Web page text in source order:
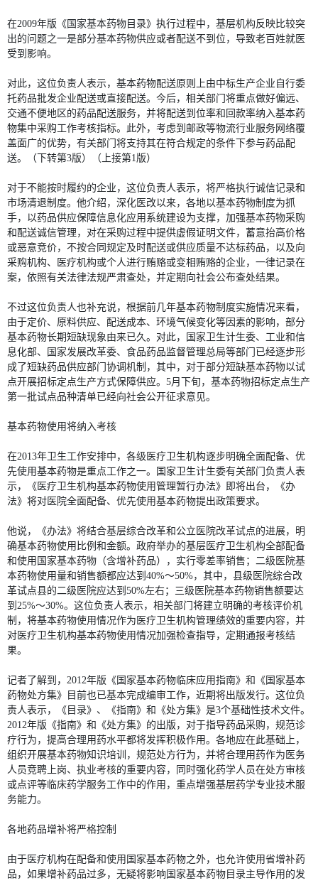
在2009年版《国家基本药物目录》执行过程中，基层机构反映比较突
出的问题之一是部分基本药物供应或者配送不到位，导致老百姓就医
受到影响。
对此，这位负责人表示，基本药物配送原则上由中标生产企业自行委
托药品批发企业配送或直接配送。今后，相关部门将重点做好偏远、
交通不便地区的药品配送服务，并将配送到位率和回款率纳入基本药
物集中采购工作考核指标。此外，考虑到邮政等物流行业服务网络覆
盖面广的优势，有关部门将支持其在符合规定的条件下参与药品配
送。（下转第3版）（上接第1版）
对于不能按时履约的企业，这位负责人表示，将严格执行诚信记录和
市场清退制度。他介绍，深化医改以来，各地以基本药物制度为抓
手，以药品供应保障信息化应用系统建设为支撑，加强基本药物采购
和配送诚信管理，对在采购过程中提供虚假证明文件，蓄意抬高价格
或恶意竞价，不按合同规定及时配送或供应质量不达标药品，以及向
采购机构、医疗机构或个人进行贿赂或变相贿赂的企业，一律记录在
案，依照有关法律法规严肃查处，并定期向社会公布查处结果。
不过这位负责人也补充说，根据前几年基本药物制度实施情况来看，
由于定价、原料供应、配送成本、环境气候变化等因素的影响，部分
基本药物长期短缺现象由来已久。对此，国家卫生计生委、工业和信
息化部、国家发展改革委、食品药品监督管理总局等部门已经逐步形
成了短缺药品供应部门协调机制，其中，对于部分短缺基本药物以试
点开展招标定点生产方式保障供应。5月下旬，基本药物招标定点生产
第一批试点品种清单已经向社会公开征求意见。
基本药物使用将纳入考核
在2013年卫生工作安排中，各级医疗卫生机构逐步明确全面配备、优
先使用基本药物是重点工作之一。国家卫生计生委有关部门负责人表
示，《医疗卫生机构基本药物使用管理暂行办法》即将出台，《办
法》将对医院全面配备、优先使用基本药物提出政策要求。
他说，《办法》将结合基层综合改革和公立医院改革试点的进展，明
确基本药物使用比例和金额。政府举办的基层医疗卫生机构全部配备
和使用国家基本药物（含增补药品），实行零差率销售；二级医院基
本药物使用量和销售额都应达到40%～50%，其中，县级医院综合改
革试点县的二级医院应达到50%左右；三级医院基本药物销售额要达
到25%～30%。这位负责人表示，相关部门将建立明确的考核评价机
制，将基本药物使用情况作为医疗卫生机构管理绩效的重要内容，并
对医疗卫生机构基本药物使用情况加强检查指导，定期通报考核结
果。
记者了解到，2012年版《国家基本药物临床应用指南》和《国家基本
药物处方集》目前也已基本完成编审工作，近期将出版发行。这位负
责人表示，《目录》、《指南》和《处方集》是3个基础性技术文件。
2012年版《指南》和《处方集》的出版，对于指导药品采购，规范诊
疗行为，提高合理用药水平都将发挥积极作用。各地应在此基础上，
组织开展基本药物知识培训，规范处方行为，并将合理用药作为医务
人员竞聘上岗、执业考核的重要内容，同时强化药学人员在处方审核
或点评等临床药学服务工作中的作用，重点增强基层药学专业技术服
务能力。
各地药品增补将严格控制
由于医疗机构在配备和使用国家基本药物之外，也允许使用省增补药
品，如果增补药品过多，无疑将影响国家基本药物目录主导作用的发